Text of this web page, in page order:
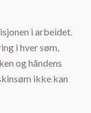
i arbeidet.
i hver søm,
og håndens
ikke kan